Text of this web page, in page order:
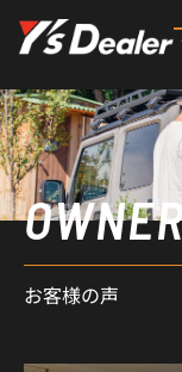
を
ス
キ
ッ
プ
お客様の声